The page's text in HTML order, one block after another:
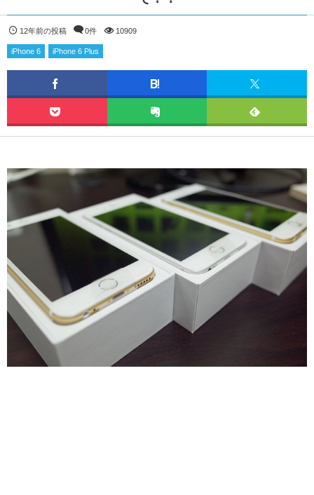
12年前の投稿 0件 10909
iPhone 6 iPhone 6 Plus